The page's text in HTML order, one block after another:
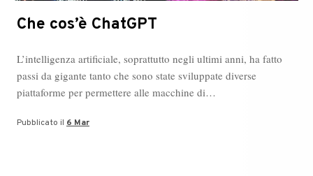
Che cos’è ChatGPT
L’intelligenza artificiale, soprattutto negli ultimi anni, ha fatto
passi da gigante tanto che sono state sviluppate diverse
piattaforme per permettere alle macchine di…
Pubblicato il 6 Mar